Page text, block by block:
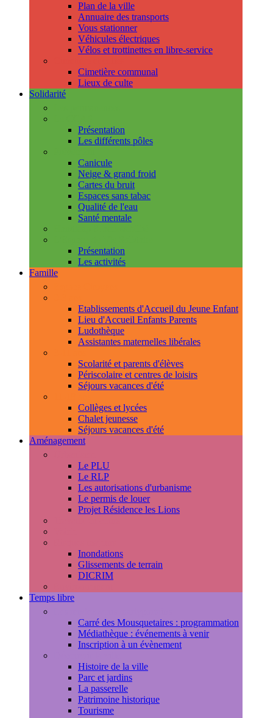
Plan de la ville
Annuaire des transports
Vous stationner
Véhicules électriques
Vélos et trottinettes en libre-service
Cimetière communal
Lieux de culte
Solidarité
Présentation
Les différents pôles
Canicule
Neige & grand froid
Cartes du bruit
Espaces sans tabac
Qualité de l'eau
Santé mentale
Présentation
Les activités
Famille
Etablissements d'Accueil du Jeune Enfant
Lieu d'Accueil Enfants Parents
Ludothèque
Assistantes maternelles libérales
Scolarité et parents d'élèves
Périscolaire et centres de loisirs
Séjours vacances d'été
Collèges et lycées
Chalet jeunesse
Séjours vacances d'été
Aménagement
Le PLU
Le RLP
Les autorisations d'urbanisme
Le permis de louer
Projet Résidence les Lions
Inondations
Glissements de terrain
DICRIM
Temps libre
Carré des Mousquetaires : programmation
Médiathèque : événements à venir
Inscription à un évènement
Histoire de la ville
Parc et jardins
La passerelle
Patrimoine historique
Tourisme